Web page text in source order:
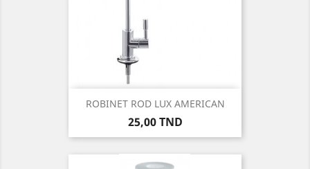
ROBINET ROD LUX AMERICAN
Prix
25,00 TND